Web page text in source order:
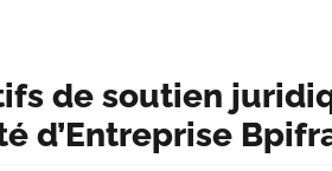
de soutien
d’Entreprise